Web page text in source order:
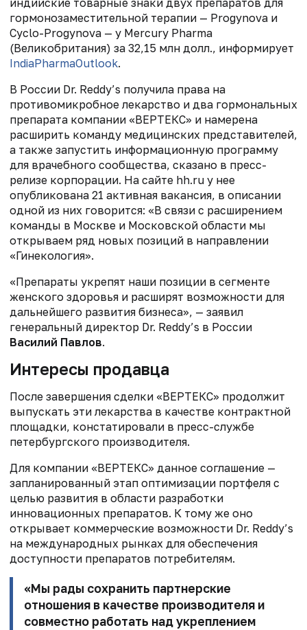
индийские товарные знаки двух препаратов для
гормонозаместительной терапии — Progynova и
Cyclo-Progynova — у Mercury Pharma
(Великобритания) за 32,15 млн долл., информирует
IndiaPharmaOutlook.
В России Dr. Reddy’s получила права на
противомикробное лекарство и два гормональных
препарата компании «ВЕРТЕКС» и намерена
расширить команду медицинских представителей,
а также запустить информационную программу
для врачебного сообщества, сказано в пресс-
релизе корпорации. На сайте hh.ru у нее
опубликована 21 активная вакансия, в описании
одной из них говорится: «В связи с расширением
команды в Москве и Московской области мы
открываем ряд новых позиций в направлении
«Гинекология».
«Препараты укрепят наши позиции в сегменте
женского здоровья и расширят возможности для
дальнейшего развития бизнеса», — заявил
генеральный директор Dr. Reddy’s в России
Василий Павлов.
Интересы продавца
После завершения сделки «ВЕРТЕКС» продолжит
выпускать эти лекарства в качестве контрактной
площадки, констатировали в пресс-службе
петербургского производителя.
Для компании «ВЕРТЕКС» данное соглашение —
запланированный этап оптимизации портфеля с
целью развития в области разработки
инновационных препаратов. К тому же оно
открывает коммерческие возможности Dr. Reddy’s
на международных рынках для обеспечения
доступности препаратов потребителям.
«Мы рады сохранить партнерские
отношения в качестве производителя и
совместно работать над укреплением